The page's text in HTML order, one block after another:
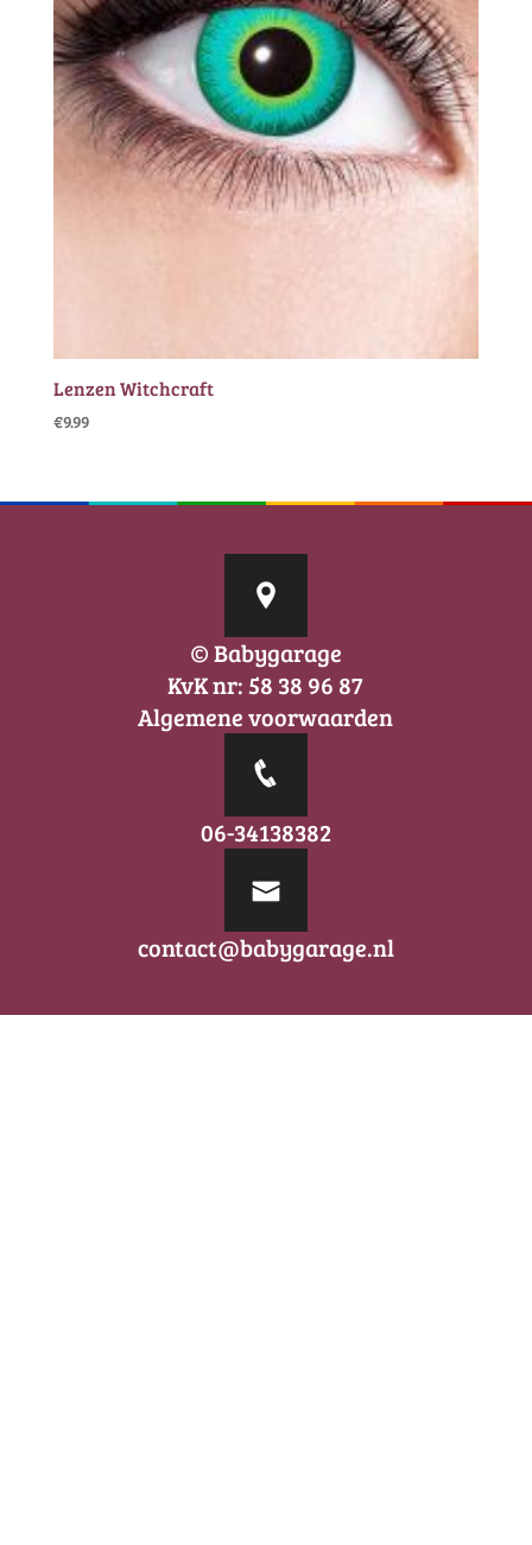
Lenzen Witchcraft
€9.99
© Babygarage
KvK nr: 58 38 96 87
Algemene voorwaarden
06-34138382
contact@babygarage.nl